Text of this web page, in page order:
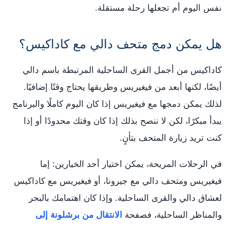
نفس اليوم أم تجعلها رحلة مستقلة.
هل يمكن دمج متحف دالي مع كاداكيس؟
كاداكيس من أجمل القرى الساحلية المرتبطة باسم دالي
أيضًا، لكنها أبعد من فيغيريس وطريقها يحتاج وقتًا إضافيًا.
لذلك يمكن دمجها مع فيغيريس إذا كان اليوم كاملًا والبرنامج
يبدأ مبكرًا، لكن لا ننصح بذلك إذا كان وقتك محدودًا أو إذا
كنت تريد زيارة المتحف بتأنٍ.
في الرحلات المريحة، يمكن اختيار أحد الخيارين: إما
فيغيريس ومتحف دالي مع جيرونا، أو فيغيريس مع كاداكيس
لعشاق دالي والقرى الساحلية. وإذا كان اهتمامك بالبحر
والمناظر الساحلية، فصفحة
الانتقال من برشلونة إلى